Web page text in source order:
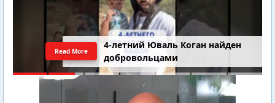
4-летний Юваль Коган найден
добровольцами
Read More